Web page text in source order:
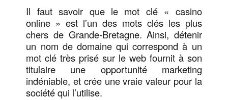
Il faut savoir que le mot clé « casino
online » est l’un des mots clés les plus
chers de Grande-Bretagne. Ainsi, détenir
un nom de domaine qui correspond à un
mot clé très prisé sur le web fournit à son
titulaire une opportunité marketing
indéniable, et crée une vraie valeur pour la
société qui l’utilise.